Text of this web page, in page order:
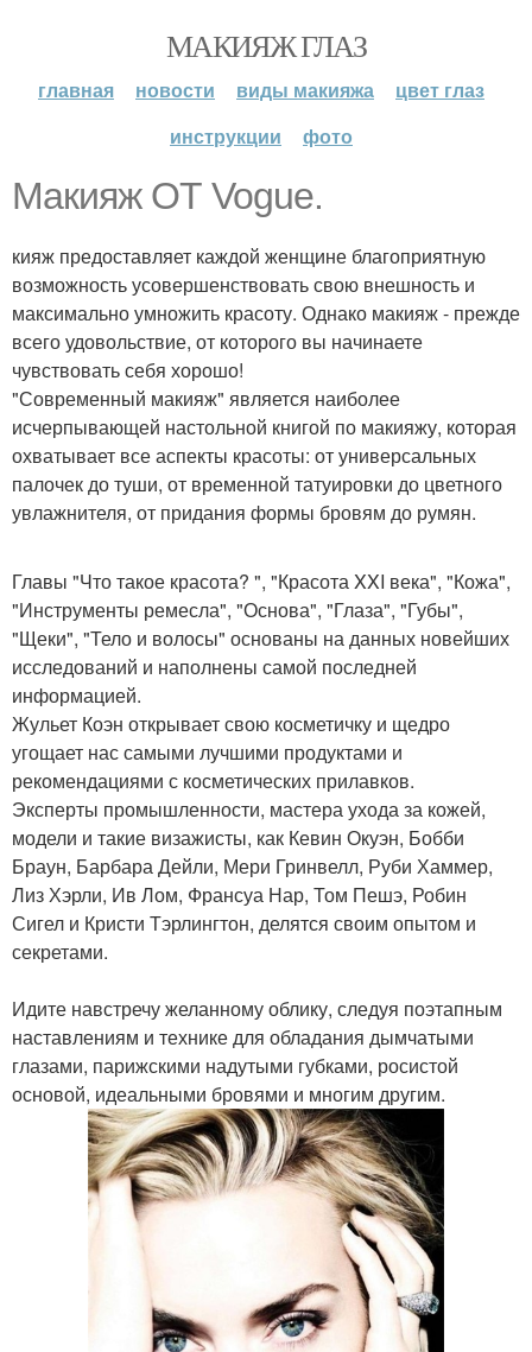
МАКИЯЖ ГЛАЗ
главная новости виды макияжа
цвет глаз
инструкции
фото
Макияж ОТ Vogue.
кияж предоставляет каждой женщине благоприятную
возможность усовершенствовать свою внешность и
максимально умножить красоту. Однако макияж - прежде
всего удовольствие, от которого вы начинаете
чувствовать себя хорошо!
"Современный макияж" является наиболее
исчерпывающей настольной книгой по макияжу, которая
охватывает все аспекты красоты: от универсальных
палочек до туши, от временной татуировки до цветного
увлажнителя, от придания формы бровям до румян.
Главы "Что такое красота? ", "Красота XXI века", "Кожа",
"Инструменты ремесла", "Основа", "Глаза", "Губы",
"Щеки", "Тело и волосы" основаны на данных новейших
исследований и наполнены самой последней
информацией.
Жульет Коэн открывает свою косметичку и щедро
угощает нас самыми лучшими продуктами и
рекомендациями с косметических прилавков.
Эксперты промышленности, мастера ухода за кожей,
модели и такие визажисты, как Кевин Окуэн, Бобби
Браун, Барбара Дейли, Мери Гринвелл, Руби Хаммер,
Лиз Хэрли, Ив Лом, Франсуа Нар, Том Пешэ, Робин
Сигел и Кристи Тэрлингтон, делятся своим опытом и
секретами.
Идите навстречу желанному облику, следуя поэтапным
наставлениям и технике для обладания дымчатыми
глазами, парижскими надутыми губками, росистой
основой, идеальными бровями и многим другим.